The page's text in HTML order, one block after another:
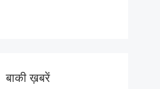
बाकी ख़बरें